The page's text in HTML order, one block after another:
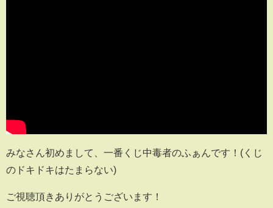
みなさん初めまして、一番くじ中毒者のふぁんです！(くじ
のドキドキはたまらない)
ご視聴頂きありがとうございます！